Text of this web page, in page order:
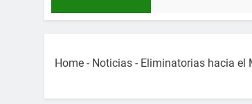
Home - Noticias - Eliminatorias hacia el